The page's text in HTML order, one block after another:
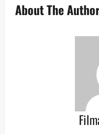
About The